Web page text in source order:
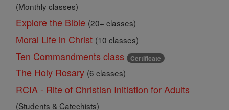
(Monthly classes)
Explore the Bible (20+ classes)
Moral Life in Christ (10 classes)
Ten Commandments class Certificate
The Holy Rosary (6 classes)
RCIA - Rite of Christian Initiation for Adults
(Students & Catechists)